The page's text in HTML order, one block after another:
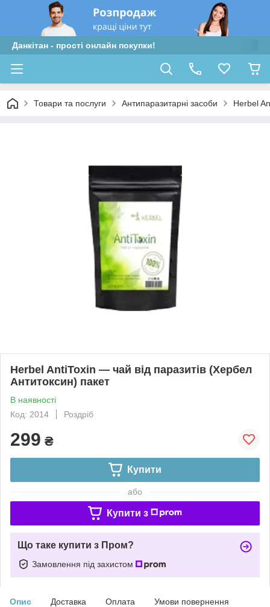
Данкітан - прості онлайн покупки!
Товари та послуги Антипаразитарні засоби Herbel
Herbel AntiToxin — чай від паразитів (Хербел
Антитоксин) пакет
В наявності
Код: 2014
Роздріб
299 ₴
Купити
або
Купити з
Що таке купити з Пром?
Замовлення під захистом
Опис Доставка Оплата Умови повернення